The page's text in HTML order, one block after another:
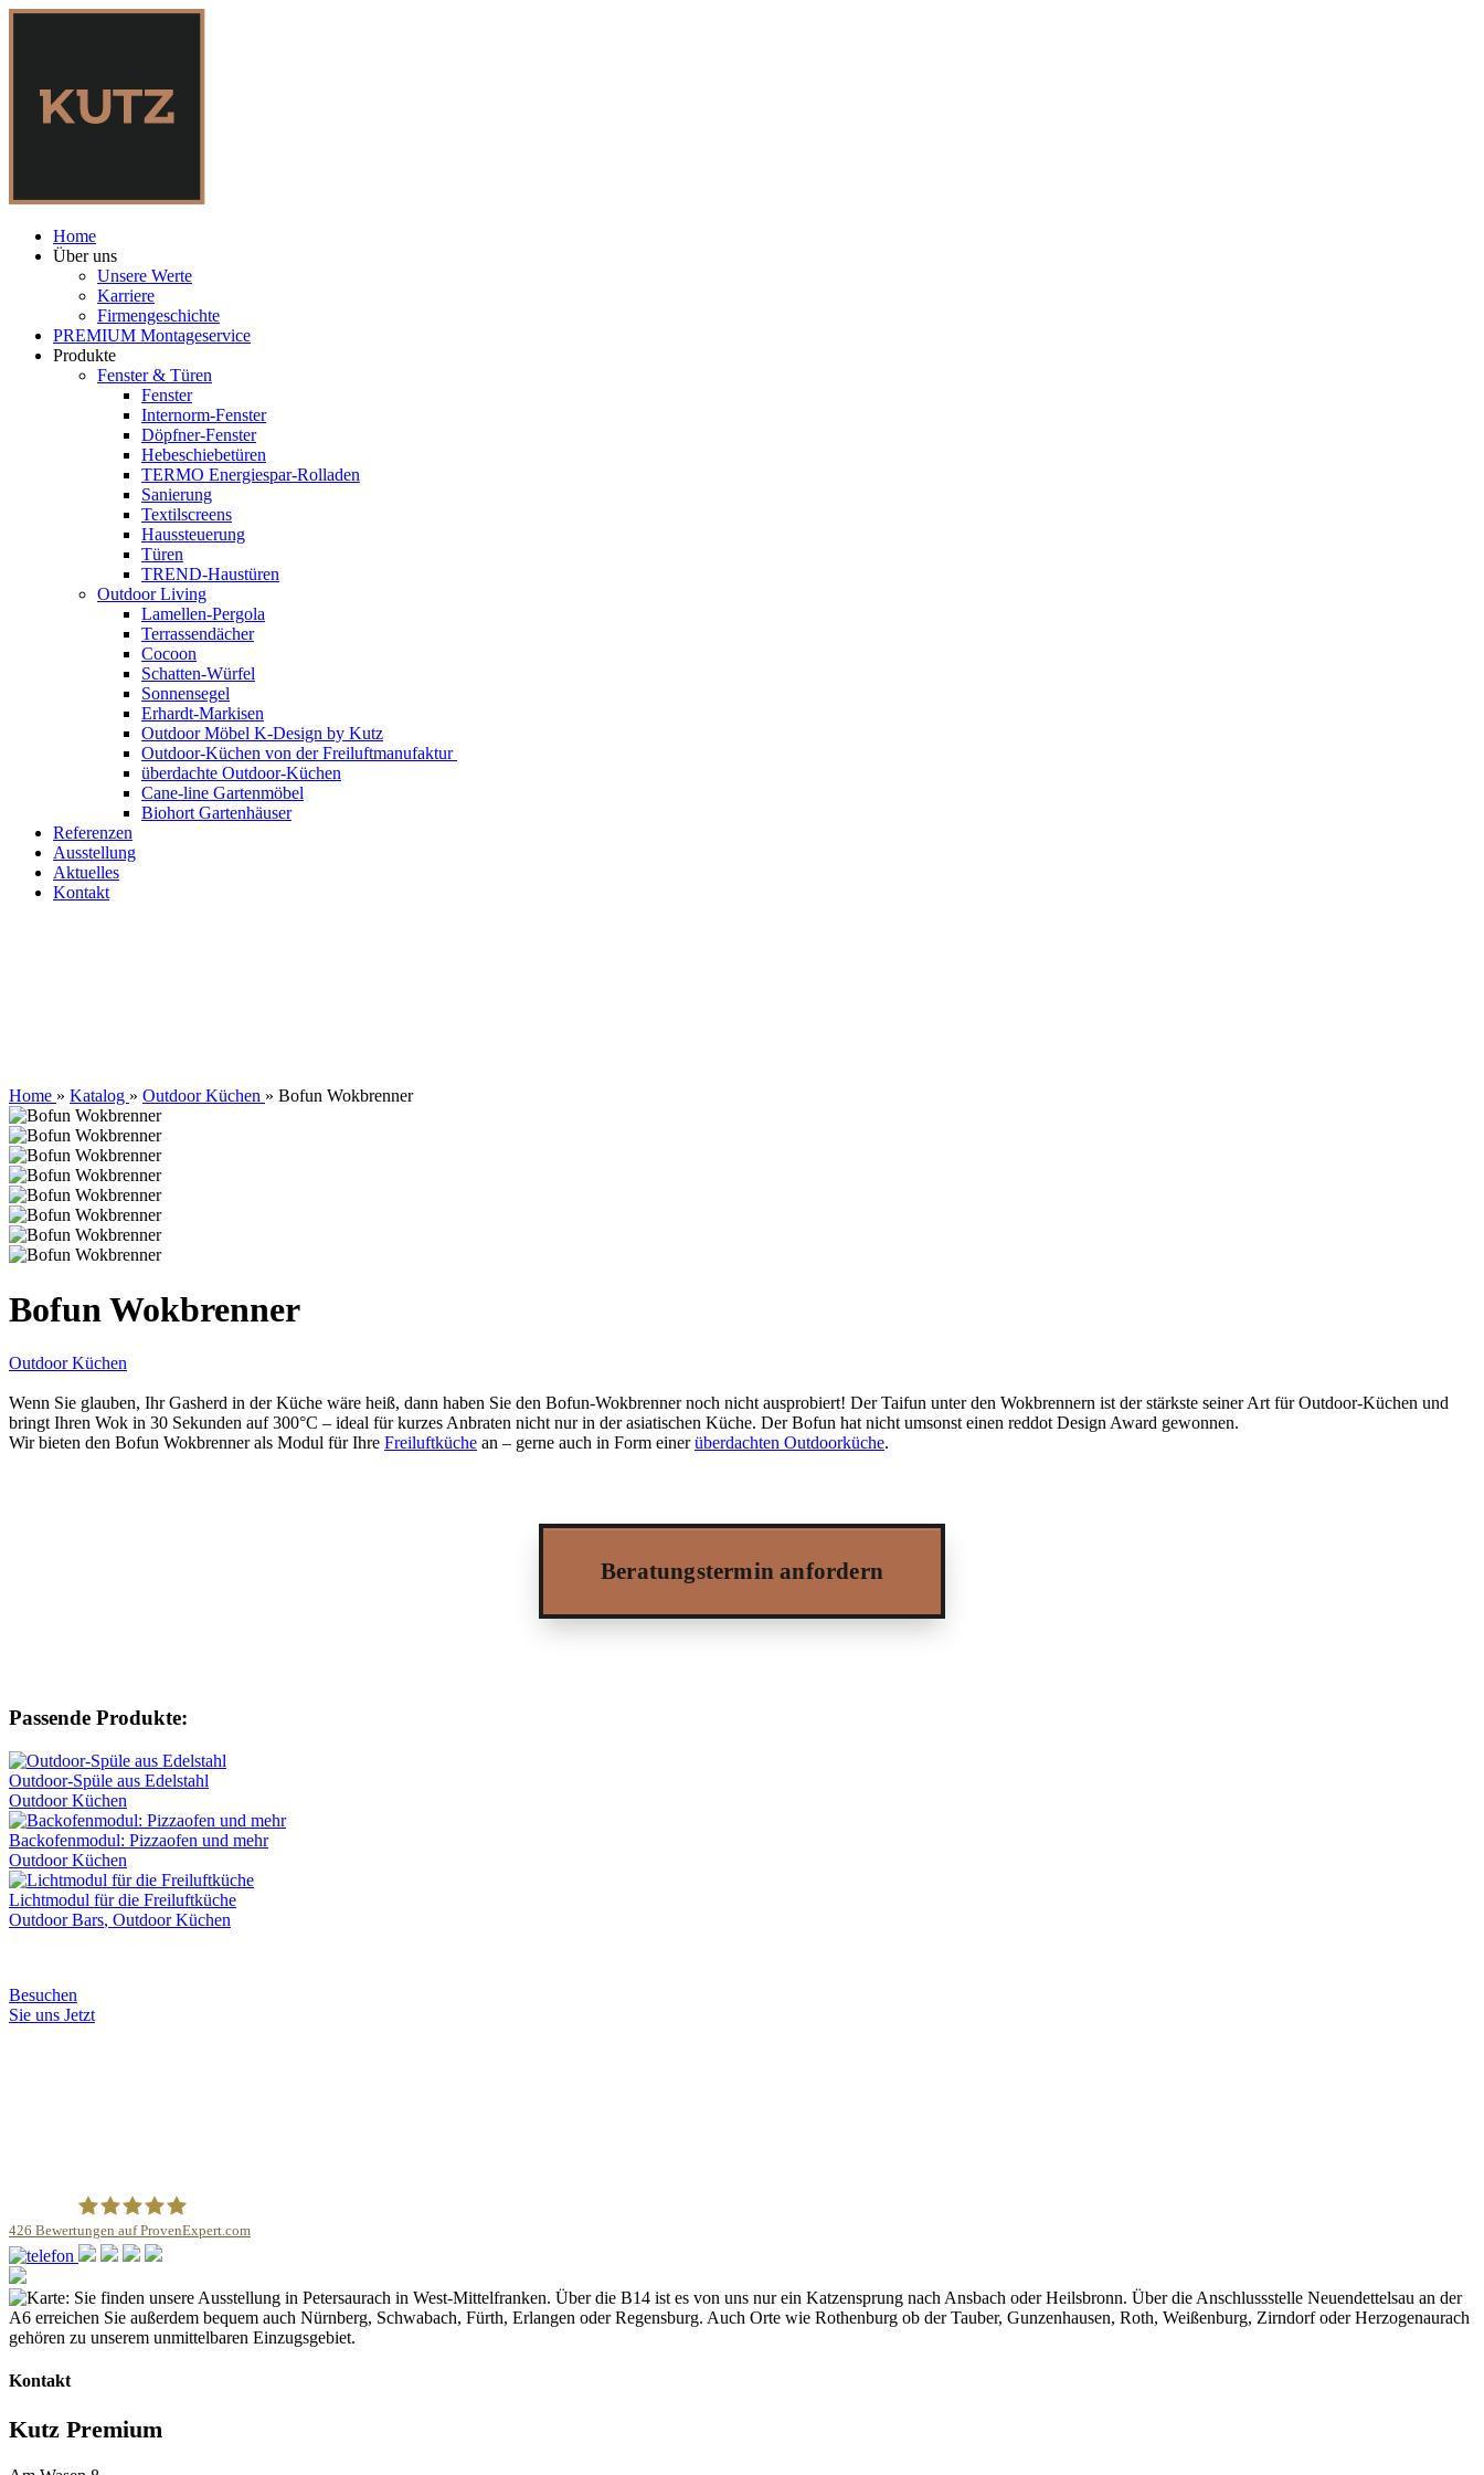
Home
Über uns
Unsere Werte
Karriere
Firmengeschichte
PREMIUM Montageservice
Produkte
Fenster & Türen
Fenster
Internorm-Fenster
Döpfner-Fenster
Hebeschiebetüren
TERMO Energiespar-Rolladen
Sanierung
Textilscreens
Haussteuerung
Türen
TREND-Haustüren
Outdoor Living
Lamellen-Pergola
Terrassendächer
Cocoon
Schatten-Würfel
Sonnensegel
Erhardt-Markisen
Outdoor Möbel K-Design by Kutz
Outdoor-Küchen von der Freiluftmanufaktur
überdachte Outdoor-Küchen
Cane-line Gartenmöbel
Biohort Gartenhäuser
Referenzen
Ausstellung
Aktuelles
Kontakt
Home » Katalog » Outdoor Küchen » Bofun Wokbrenner
Bofun Wokbrenner
Outdoor Küchen
Wenn Sie glauben, Ihr Gasherd in der Küche wäre heiß, dann haben Sie den Bofun-Wokbrenner noch nicht ausprobiert! Der Taifun unter den Wokbrennern ist der stärkste seiner Art für Outdoor-Küchen und
bringt Ihren Wok in 30 Sekunden auf 300°C – ideal für kurzes Anbraten nicht nur in der asiatischen Küche. Der Bofun hat nicht umsonst einen reddot Design Award gewonnen.
Wir bieten den Bofun Wokbrenner als Modul für Ihre Freiluftküche an – gerne auch in Form einerüberdachten Outdoorküche.
Beratungstermin anfordern
Passende Produkte:
Outdoor-Spüle aus Edelstahl
Outdoor Küchen
Backofenmodul: Pizza­ofen und mehr
Outdoor Küchen
Lichtmodul für die Freiluftküche
Outdoor Bars, Outdoor Küchen
Besuchen
Sie uns Jetzt
426 Bewertungen auf ProvenExpert.com
Kontakt
Kutz Premium